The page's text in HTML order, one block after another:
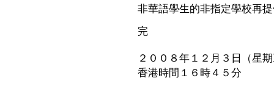
非華語學生的非指定學校再
完
２００８年１２月３日（星
香港時間１６時４５分